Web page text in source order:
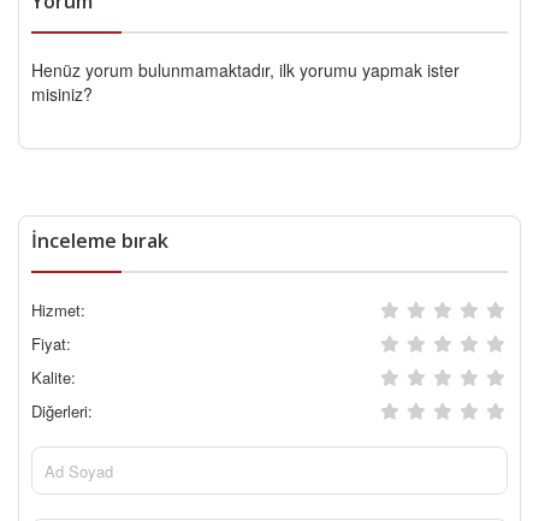
Henüz yorum bulunmamaktadır, ilk yorumu yapmak ister
misiniz?
İnceleme bırak
Hizmet:
Fiyat:
Kalite:
Diğerleri: